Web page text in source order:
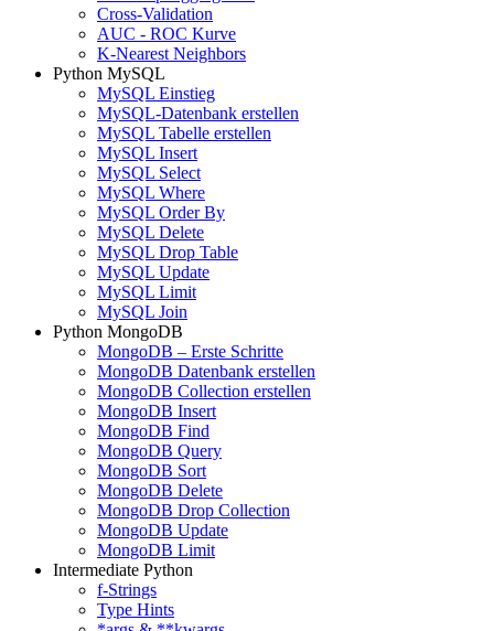
Cross-Validation
AUC - ROC Kurve
K-Nearest Neighbors
Python MySQL
MySQL Einstieg
MySQL-Datenbank erstellen
MySQL Tabelle erstellen
MySQL Insert
MySQL Select
MySQL Where
MySQL Order By
MySQL Delete
MySQL Drop Table
MySQL Update
MySQL Limit
MySQL Join
Python MongoDB
MongoDB – Erste Schritte
MongoDB Datenbank erstellen
MongoDB Collection erstellen
MongoDB Insert
MongoDB Find
MongoDB Query
MongoDB Sort
MongoDB Delete
MongoDB Drop Collection
MongoDB Update
MongoDB Limit
Intermediate Python
f-Strings
Type Hints